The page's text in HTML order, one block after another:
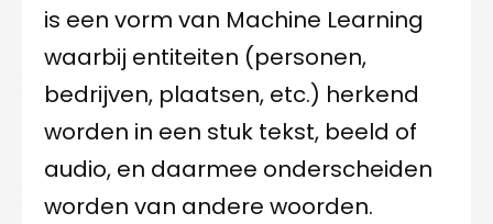
is een vorm van Machine Learning
waarbij entiteiten (personen,
bedrijven, plaatsen, etc.) herkend
worden in een stuk tekst, beeld of
audio, en daarmee onderscheiden
worden van andere woorden.